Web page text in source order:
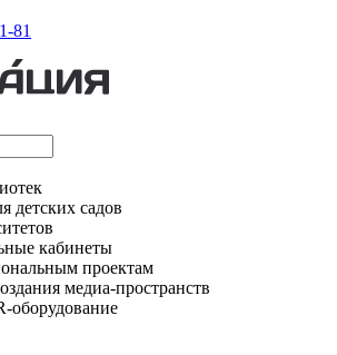
81
детских садов
кабинеты
проектам
медиа-пространств
оборудование